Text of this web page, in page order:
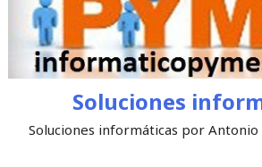
Soluciones
Soluciones informáticas por Antonio